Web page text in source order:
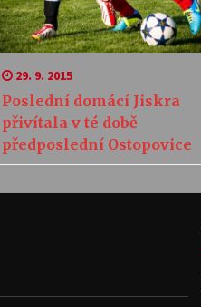
29. 9. 2015
Poslední domácí Jiskra
přivítala v té době
předposlední Ostopovice